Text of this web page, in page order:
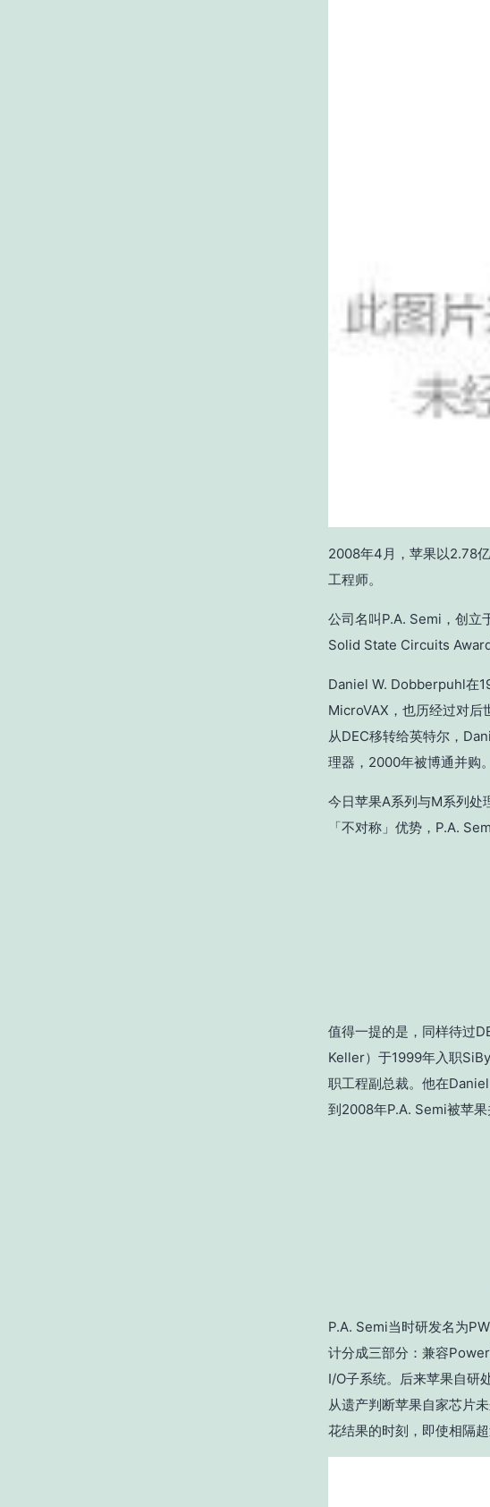
2008年4月，苹果以2.78
工程师。
公司名叫P.A. Semi，创立
Solid State Circuits
Daniel W. Dobberpuhl在
MicroVAX，也历经过对
从DEC移转给英特尔，
理器，2000年被博通并购
今日苹果A系列与M系列处
「不对称」优势，P.A.
值得一提的是，同样待过
Keller）于1999年入职
职工程副总裁。他在
到2008年P.A. Semi被苹果
P.A. Semi当时研发名为
计分成三部分：兼容
I/O子系统。后来苹果自研
从遗产判断苹果自家芯片
花结果的时刻，即使相隔